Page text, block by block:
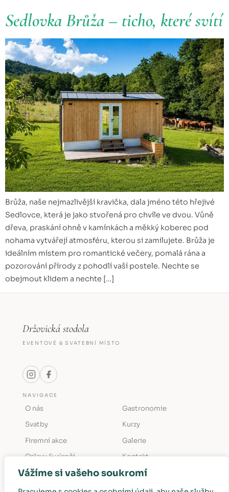
Vážíme si vašeho soukromí
Sedlovka Brůža – ticho, které svítí
Brůža, naše nejmazlivější kravička, dala jméno této hřejivé
Sedlovce, která je jako stvořená pro chvíle ve dvou. Vůně
dřeva, praskání ohně v kamínkách a měkký koberec pod
nohama vytvářejí atmosféru, kterou si zamilujete. Brůža je
ideálním místem pro romantické večery, pomalá rána a
pozorování přírody z pohodlí vaší postele. Nechte se
obejmout klidem a nechte […]
Držovická stodola
EVENTOVÉ & SVATEBNÍ MÍSTO
NAVIGACE
O nás
Svatby
Firemní akce
Oslavy & výročí
Gastronomie
Kurzy
Galerie
Kontakt
KONTAKT
Držovice č. p. 12